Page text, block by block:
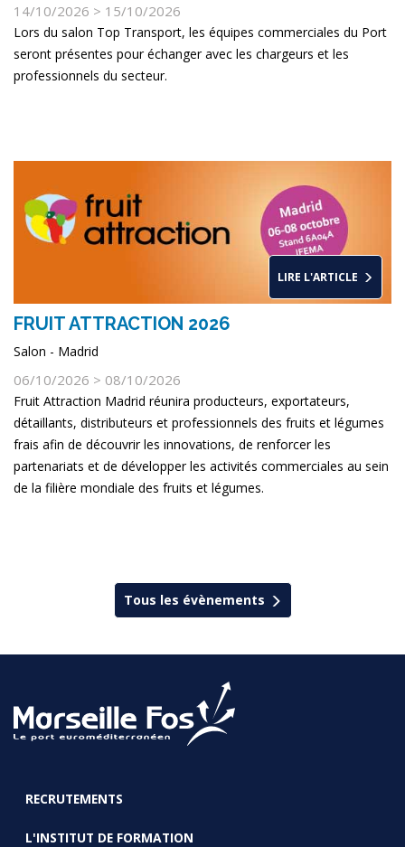
14/10/2026 > 15/10/2026
Lors du salon Top Transport, les équipes commerciales du Port
seront présentes pour échanger avec les chargeurs et les
professionnels du secteur.
LIRE L'ARTICLE
FRUIT ATTRACTION 2026
Salon - Madrid
06/10/2026 > 08/10/2026
Fruit Attraction Madrid réunira producteurs, exportateurs,
détaillants, distributeurs et professionnels des fruits et légumes
frais afin de découvrir les innovations, de renforcer les
partenariats et de développer les activités commerciales au sein
de la filière mondiale des fruits et légumes.
Tous les évènements
FOOTER
RECRUTEMENTS
L'INSTITUT DE FORMATION